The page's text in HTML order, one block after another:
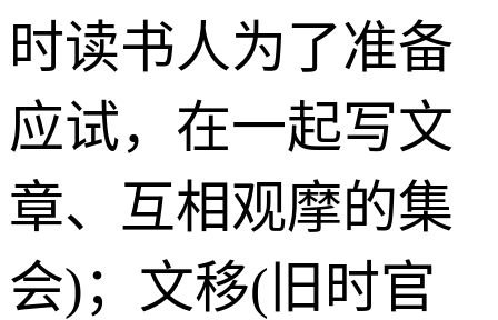
时读书人为了准备
应试，在一起写文
章、互相观摩的集
会)；文移(旧时官